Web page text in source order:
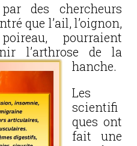
des chercheurs
que l’ail, l’oignon,
pourraient
l’arthrose de la
hanche.
Les
scientifi
ques ont
fait une